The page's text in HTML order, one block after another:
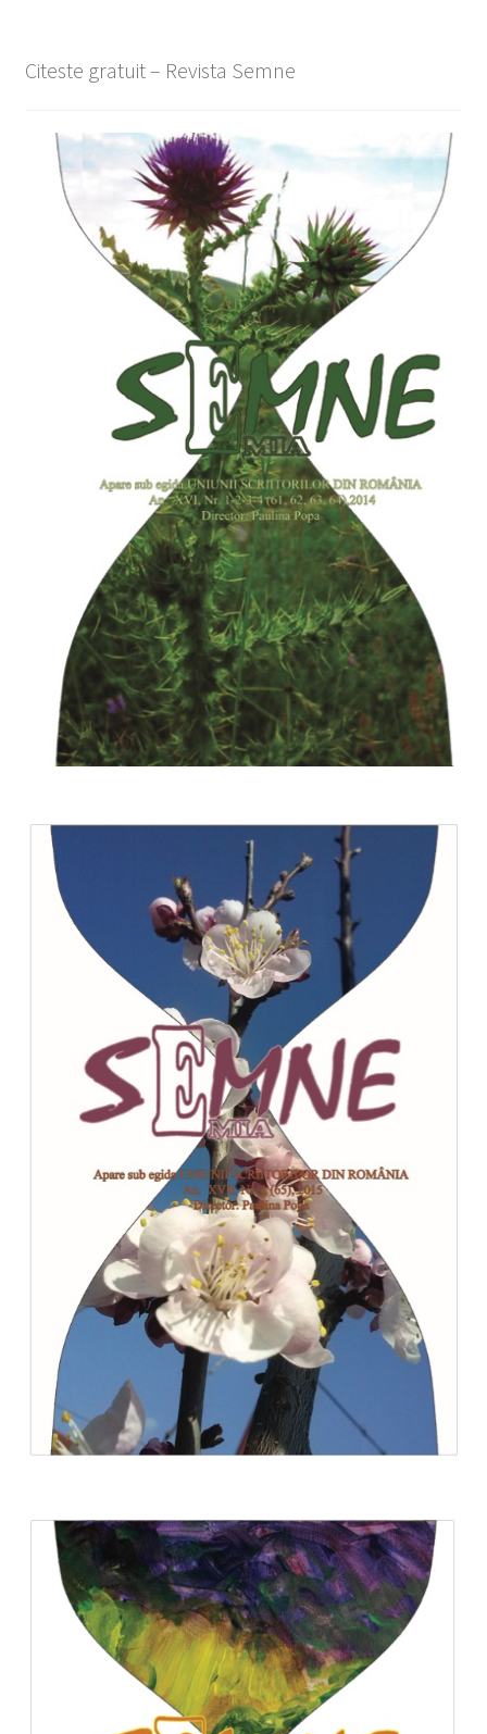
Citeste gratuit – Revista Semne